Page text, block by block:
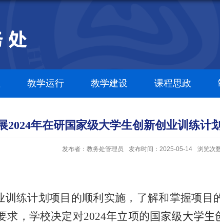
教学运行 教学建设 课程思政
2024年在研国家级大学生创新创业训练计
发布者：教务处管理员 发布时间：2025-05-14 浏览次
练计划项目的顺利实施，了解和掌握项
求，学校决定对2024年立项的国家级大学生